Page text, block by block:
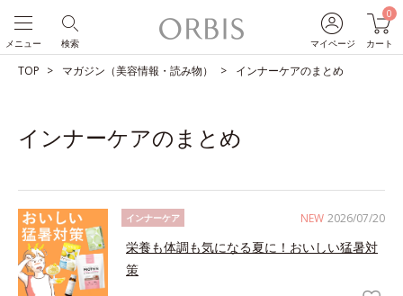
マイページ
0
カート
検索
メニュー
TOP マガジン（美容情報・読み物） インナーケアのまとめ
インナーケアのまとめ
NEW 2026/07/20
インナーケア
栄養も体調も気になる夏に！おいしい猛暑対
策